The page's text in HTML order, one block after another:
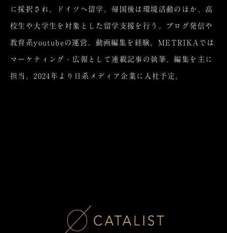
に採択され、ドイツへ留学。帰国後は環境活動のほか、高
校生や大学生を対象とした留学支援を行う。ブログ発信や
教育系youtubeの運営、動画編集を経験。METRIKAでは
マーケティング・広報として連載記事の執筆、編集を主に
担当。2024年より日系メディア企業に入社予定。